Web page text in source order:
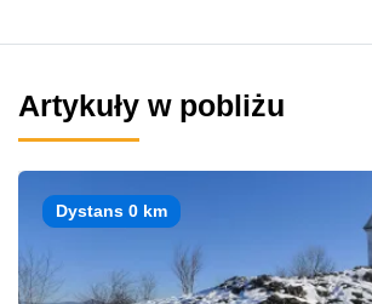
Artykuły w pobliżu
Dystans 0 km